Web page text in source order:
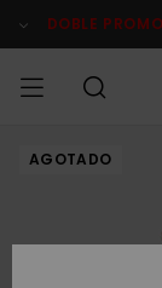
del
DOBLE PROMO
HOMBRE
AGOTADO